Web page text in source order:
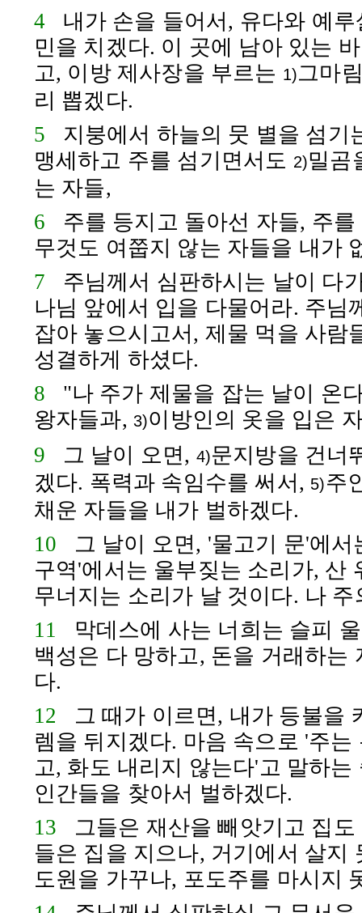
4 내가 손을 들어서, 유다와 예루
민을 치겠다. 이 곳에 남아 있는
고, 이방 제사장을 부르는 1)그마
리 뽑겠다.
5 지붕에서 하늘의 뭇 별을 섬기
맹세하고 주를 섬기면서도 2)밀곰
는 자들,
6 주를 등지고 돌아선 자들, 주
무것도 여쭙지 않는 자들을 내가
7 주님께서 심판하시는 날이 다
나님 앞에서 입을 다물어라. 주님
잡아 놓으시고서, 제물 먹을 사람
성결하게 하셨다.
8 "나 주가 제물을 잡는 날이 온
왕자들과,3)이방인의 옷을 입은
9 그 날이 오면, 4)문지방을 건너
겠다. 폭력과 속임수를 써서, 5)주
채운 자들을 내가 벌하겠다.
10 그 날이 오면, '물고기 문'에서
구역'에서는 울부짖는 소리가, 산
무너지는 소리가 날 것이다. 나 주
11 막데스에 사는 너희는 슬피
백성은 다 망하고, 돈을 거래하는
다.
12 그 때가 이르면, 내가 등불을
렘을 뒤지겠다. 마음 속으로 '주는
고, 화도 내리지 않는다'고 말하는
인간들을 찾아서 벌하겠다.
13 그들은 재산을 빼앗기고 집
들은 집을 지으나, 거기에서 살지
도원을 가꾸나, 포도주를 마시지